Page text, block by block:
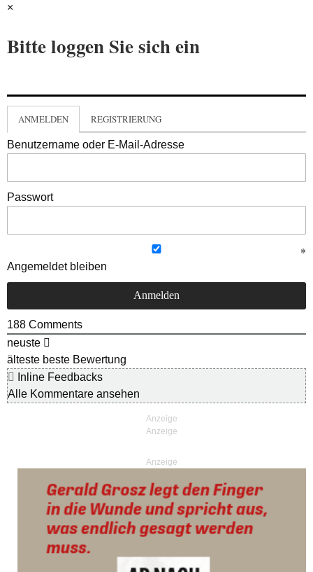
×
Bitte loggen Sie sich ein
ANMELDEN REGISTRIERUNG
Benutzername oder E-Mail-Adresse
Passwort
Angemeldet bleiben
188 Comments
neuste
älteste beste Bewertung
Inline Feedbacks
Alle Kommentare ansehen
Anzeige